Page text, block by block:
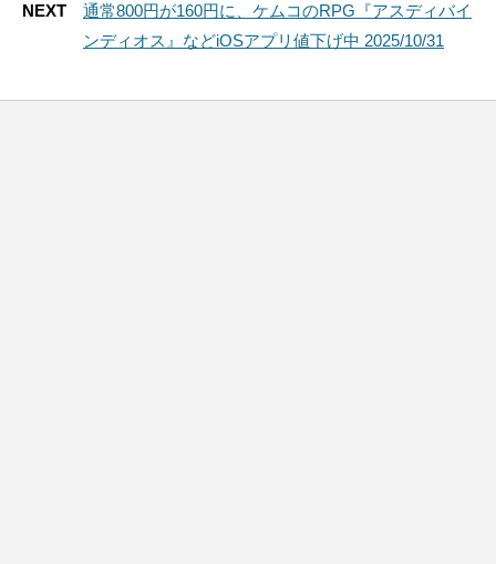
NEXT
通常800円が160円に、ケムコのRPG『アスディバイ
ンディオス』などiOSアプリ値下げ中 2025/10/31